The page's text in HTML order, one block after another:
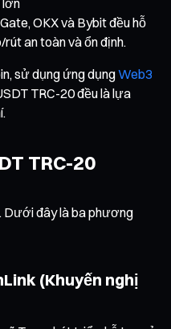
OKX và Bybit đều hỗ
an toàn và ổn định.
sử dụng ứng dụngWeb3
TRC-20 đều là lựa
TRC-20
Dưới đây là ba phương
(Khuyến nghị